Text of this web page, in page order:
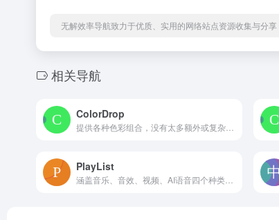
无解效率导航致力于优质、实用的网络站点资源收集与分享
相关导航
ColorDrop
PlayList